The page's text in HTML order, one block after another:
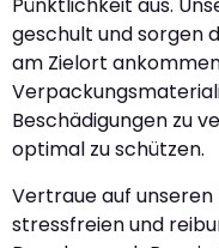
Pünktlichkeit aus.
geschult und sorgen
am Zielort
Beschädigungen zu
optimal zu schützen.
Vertraue auf
stressfreien und